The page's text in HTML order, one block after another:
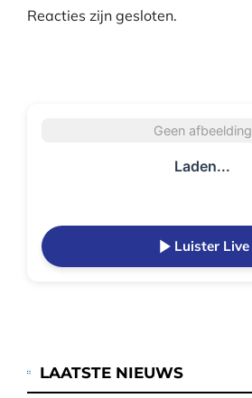
Reacties zijn gesloten.
Geen afbeelding
Laden...
Luister Live
LAATSTE NIEUWS